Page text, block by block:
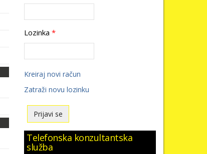
Lozinka*
Kreiraj novi račun
Zatraži novu lozinku
Telefonska konzultantska
služba